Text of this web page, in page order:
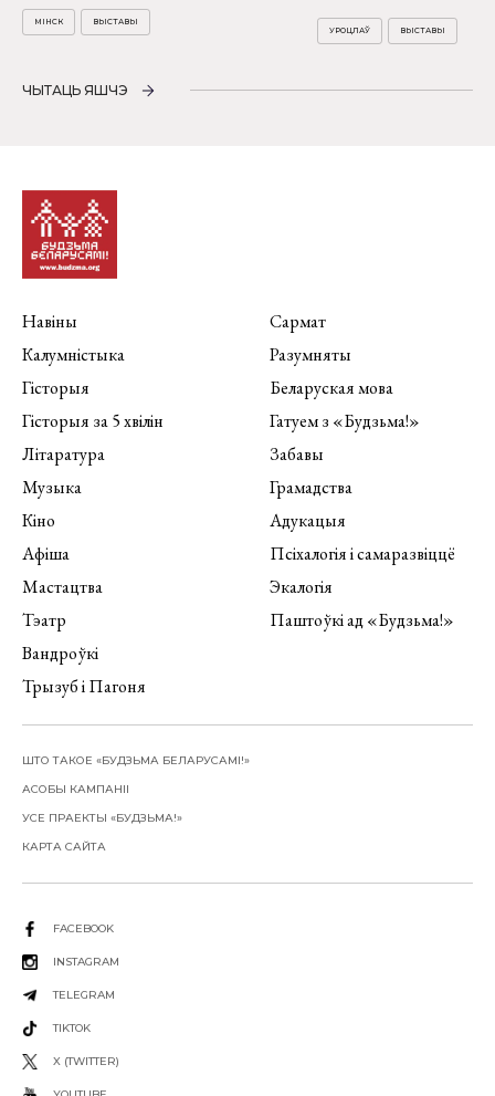
МІНСК ВЫСТАВЫ
УРОЦЛАЎ ВЫСТАВЫ
ЧЫТАЦЬ ЯШЧЭ
Навіны
Калумністыка
Гісторыя
Гісторыя за 5 хвілін
Літаратура
Музыка
Кіно
Афіша
Мастацтва
Тэатр
Вандроўкі
Трызуб і Пагоня
Сармат
Разумняты
Беларуская мова
Гатуем з «Будзьма!»
Забавы
Грамадства
Адукацыя
Псіхалогія і самаразвіццё
Экалогія
Паштоўкі ад «Будзьма!»
ШТО ТАКОЕ «БУДЗЬМА БЕЛАРУСАМІ!»
АСОБЫ КАМПАНІІ
УСЕ ПРАЕКТЫ «БУДЗЬМА!»
КАРТА САЙТА
FACEBOOK
INSTAGRAM
TELEGRAM
TIKTOK
X (TWITTER)